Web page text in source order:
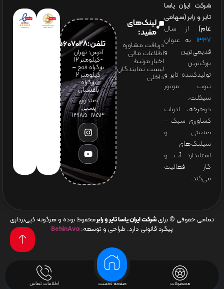
محصولات صفحه نخست اطلاعات تماس
شرکت ایران یاسا
تایر و رابر (سهامی
عام) از سال
۱۳۴۷ به عنوان
قدیمی‌ترین و
بزرگ‌ترین
تولیدکننده تایر و
تیوب موتور
سیکلت،
دوچرخه، ادوات
کشاورزی سبک –
صنعتی و
شیلنگ‌های
استاندارد آب و
گاز فعالیت
می‌کند.
لینک‌های
مفید:
دریافت مشاوره
اطلاعات مالی
اخبار مرتبط
لیست نمایندگان
داخلی
تلفن:65607028(021)
آدرس: تهران
-کیلومتر 12
بزرگراه فتح –
کیلومتر ۲
بزرگراه
باغستان
صندوق
پستی:
1753-13185
تمامی حقوقی © برای شرکت ایران یاسا تایر و رابرمحفوظ بوده و هرگونه کپی‌برداری
پیگرد قانونی دارد. طراحی و توسعه: BehinAva